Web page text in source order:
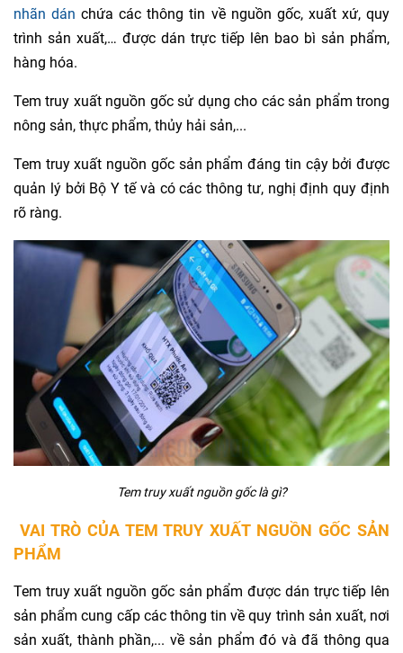
nhãn dán chứa các thông tin về nguồn gốc, xuất xứ, quy
trình sản xuất,… được dán trực tiếp lên bao bì sản phẩm,
hàng hóa.
Tem truy xuất nguồn gốc sử dụng cho các sản phẩm trong
nông sản, thực phẩm, thủy hải sản,...
Tem truy xuất nguồn gốc sản phẩm đáng tin cậy bởi được
quản lý bởi Bộ Y tế và có các thông tư, nghị định quy định
rõ ràng.
Tem truy xuất nguồn gốc là gì?
VAI TRÒ CỦA TEM TRUY XUẤT NGUỒN GỐC SẢN
PHẨM
Tem truy xuất nguồn gốc sản phẩm được dán trực tiếp lên
sản phẩm cung cấp các thông tin về quy trình sản xuất, nơi
sản xuất, thành phần,... về sản phẩm đó và đã thông qua